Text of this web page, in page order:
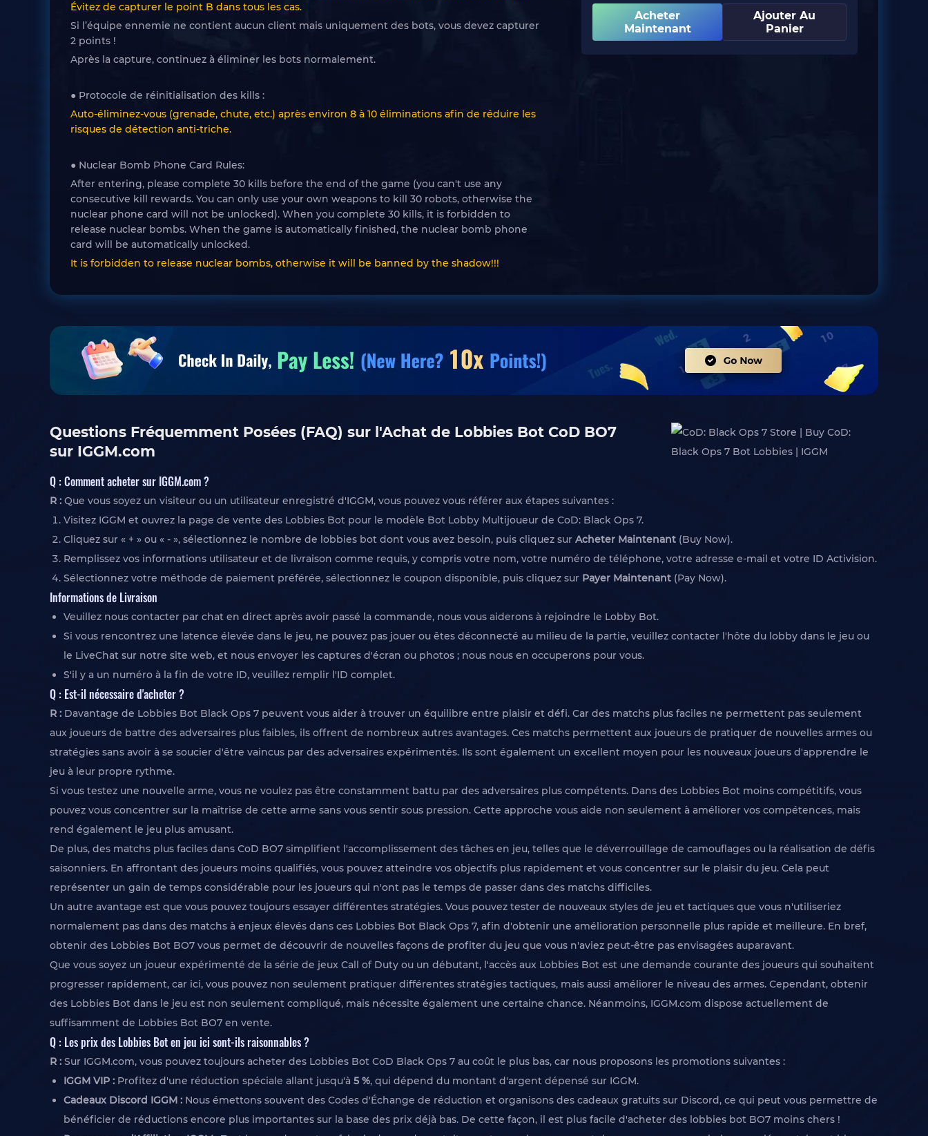
Évitez de capturer le point B dans tous les cas.
Si l’équipe ennemie ne contient aucun client mais uniquement des bots, vous devez capturer
2 points !
Après la capture, continuez à éliminer les bots normalement.
● Protocole de réinitialisation des kills :
Auto-éliminez-vous (grenade, chute, etc.) après environ 8 à 10 éliminations afin de réduire les
risques de détection anti-triche.
● Nuclear Bomb Phone Card Rules:
After entering, please complete 30 kills before the end of the game (you can't use any
consecutive kill rewards. You can only use your own weapons to kill 30 robots, otherwise the
nuclear phone card will not be unlocked). When you complete 30 kills, it is forbidden to
release nuclear bombs. When the game is automatically finished, the nuclear bomb phone
card will be automatically unlocked.
It is forbidden to release nuclear bombs, otherwise it will be banned by the shadow!!!
Acheter
Maintenant
Ajouter Au
Panier
Questions Fréquemment Posées (FAQ) sur l'Achat de Lobbies Bot CoD BO7
sur IGGM.com
Q : Comment acheter sur IGGM.com ?
R : Que vous soyez un visiteur ou un utilisateur enregistré d'IGGM, vous pouvez vous référer aux étapes suivantes :
Visitez IGGM et ouvrez la page de vente des Lobbies Bot pour le modèle Bot Lobby Multijoueur de CoD: Black Ops 7.
Cliquez sur « + » ou « - », sélectionnez le nombre de lobbies bot dont vous avez besoin, puis cliquez sur Acheter Maintenant (Buy Now).
Remplissez vos informations utilisateur et de livraison comme requis, y compris votre nom, votre numéro de téléphone, votre adresse e-mail et votre ID Activision.
Sélectionnez votre méthode de paiement préférée, sélectionnez le coupon disponible, puis cliquez sur Payer Maintenant (Pay Now).
Informations de Livraison
Veuillez nous contacter par chat en direct après avoir passé la commande, nous vous aiderons à rejoindre le Lobby Bot.
Si vous rencontrez une latence élevée dans le jeu, ne pouvez pas jouer ou êtes déconnecté au milieu de la partie, veuillez contacter l'hôte du lobby dans le jeu ou
le LiveChat sur notre site web, et nous envoyer les captures d'écran ou photos ; nous nous en occuperons pour vous.
S'il y a un numéro à la fin de votre ID, veuillez remplir l'ID complet.
Q : Est-il nécessaire d'acheter ?
R : Davantage de Lobbies Bot Black Ops 7 peuvent vous aider à trouver un équilibre entre plaisir et défi. Car des matchs plus faciles ne permettent pas seulement
aux joueurs de battre des adversaires plus faibles, ils offrent de nombreux autres avantages. Ces matchs permettent aux joueurs de pratiquer de nouvelles armes ou
stratégies sans avoir à se soucier d'être vaincus par des adversaires expérimentés. Ils sont également un excellent moyen pour les nouveaux joueurs d'apprendre le
jeu à leur propre rythme.
Si vous testez une nouvelle arme, vous ne voulez pas être constamment battu par des adversaires plus compétents. Dans des Lobbies Bot moins compétitifs, vous
pouvez vous concentrer sur la maîtrise de cette arme sans vous sentir sous pression. Cette approche vous aide non seulement à améliorer vos compétences, mais
rend également le jeu plus amusant.
De plus, des matchs plus faciles dans CoD BO7 simplifient l'accomplissement des tâches en jeu, telles que le déverrouillage de camouflages ou la réalisation de défis
saisonniers. En affrontant des joueurs moins qualifiés, vous pouvez atteindre vos objectifs plus rapidement et vous concentrer sur le plaisir du jeu. Cela peut
représenter un gain de temps considérable pour les joueurs qui n'ont pas le temps de passer dans des matchs difficiles.
Un autre avantage est que vous pouvez toujours essayer différentes stratégies. Vous pouvez tester de nouveaux styles de jeu et tactiques que vous n'utiliseriez
normalement pas dans des matchs à enjeux élevés dans ces Lobbies Bot Black Ops 7, afin d'obtenir une amélioration personnelle plus rapide et meilleure. En bref,
obtenir des Lobbies Bot BO7 vous permet de découvrir de nouvelles façons de profiter du jeu que vous n'aviez peut-être pas envisagées auparavant.
Que vous soyez un joueur expérimenté de la série de jeux Call of Duty ou un débutant, l'accès aux Lobbies Bot est une demande courante des joueurs qui souhaitent
progresser rapidement, car ici, vous pouvez non seulement pratiquer différentes stratégies tactiques, mais aussi améliorer le niveau des armes. Cependant, obtenir
des Lobbies Bot dans le jeu est non seulement compliqué, mais nécessite également une certaine chance. Néanmoins, IGGM.com dispose actuellement de
suffisamment de Lobbies Bot BO7 en vente.
Q : Les prix des Lobbies Bot en jeu ici sont-ils raisonnables ?
R : Sur IGGM.com, vous pouvez toujours acheter des Lobbies Bot CoD Black Ops 7 au coût le plus bas, car nous proposons les promotions suivantes :
IGGM VIP : Profitez d'une réduction spéciale allant jusqu'à 5 %, qui dépend du montant d'argent dépensé sur IGGM.
Cadeaux Discord IGGM : Nous émettons souvent des Codes d'Échange de réduction et organisons des cadeaux gratuits sur Discord, ce qui peut vous permettre de
bénéficier de réductions encore plus importantes sur la base des prix déjà bas. De cette façon, il est plus facile d'acheter des lobbies bot BO7 moins chers !